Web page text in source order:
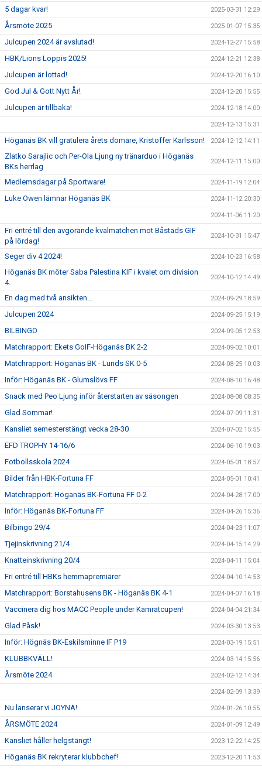
5 dagar kvar! 2025-03-31 12:29
Årsmöte 2025 2025-01-07 15:35
Julcupen 2024 är avslutad! 2024-12-27 15:58
HBK/Lions Loppis 2025! 2024-12-21 12:38
Julcupen är lottad! 2024-12-20 16:10
God Jul & Gott Nytt År! 2024-12-20 15:55
Julcupen är tillbaka! 2024-12-18 14:00
2024-12-13 15:31
Höganäs BK vill gratulera årets domare, Kristoffer Karlsson! 2024-12-12 14:11
Zlatko Sarajlic och Per-Ola Ljung ny tränarduo i Höganäs
BKs herrlag
2024-12-11 15:00
Medlemsdagar på Sportware! 2024-11-19 12:04
Luke Owen lämnar Höganäs BK 2024-11-12 20:30
2024-11-06 11:20
Fri entré till den avgörande kvalmatchen mot Båstads GIF
på lördag!
2024-10-31 15:47
Seger div 4 2024! 2024-10-23 16:58
Höganäs BK möter Saba Palestina KIF i kvalet om division
4.
2024-10-12 14:49
En dag med två ansikten... 2024-09-29 18:59
Julcupen 2024 2024-09-25 15:19
BILBINGO 2024-09-05 12:53
Matchrapport: Ekets GoIF-Höganäs BK 2-2 2024-09-02 10:01
Matchrapport: Höganäs BK - Lunds SK 0-5 2024-08-25 10:03
Inför: Höganäs BK - Glumslövs FF 2024-08-10 16:48
Snack med Peo Ljung inför återstarten av säsongen 2024-08-08 08:35
Glad Sommar! 2024-07-09 11:31
Kansliet semesterstängt vecka 28-30 2024-07-02 15:55
EFD TROPHY 14-16/6 2024-06-10 19:03
Fotbollsskola 2024 2024-05-01 18:57
Bilder från HBK-Fortuna FF 2024-05-01 10:41
Matchrapport: Höganäs BK-Fortuna FF 0-2 2024-04-28 17:00
Inför: Höganäs BK-Fortuna FF 2024-04-26 15:36
Bilbingo 29/4 2024-04-23 11:07
Tjejinskrivning 21/4 2024-04-15 14:29
Knatteinskrivning 20/4 2024-04-11 15:04
Fri entré till HBKs hemmapremiärer 2024-04-10 14:53
Matchrapport: Borstahusens BK - Höganäs BK 4-1 2024-04-07 16:18
Vaccinera dig hos MACC People under Kamratcupen! 2024-04-04 21:34
Glad Påsk! 2024-03-30 13:53
Inför: Högnäs BK-Eskilsminne IF P19 2024-03-19 15:51
KLUBBKVÄLL! 2024-03-14 15:56
Årsmöte 2024 2024-02-12 14:34
2024-02-09 13:39
Nu lanserar vi JOYNA! 2024-01-26 10:55
ÅRSMÖTE 2024 2024-01-09 12:49
Kansliet håller helgstängt! 2023-12-22 14:25
Höganäs BK rekryterar klubbchef! 2023-12-20 11:53